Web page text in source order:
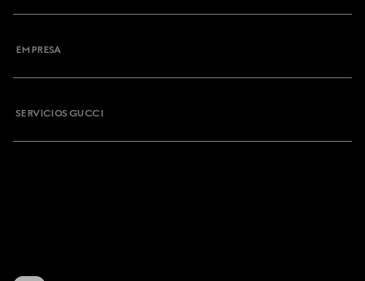
EMPRESA
SERVICIOS GUCCI